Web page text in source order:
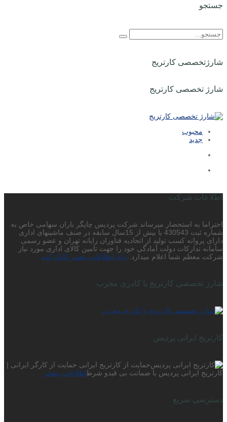
جستجو
شارژتخصصی کارتریج
شارژ تخصصی کارتریج
محبوب
جدید
اطلاعات شرکت
احتراما به استحضار میرساند شرکت پردیس چاپگر باران سهامی خاص به
شماره ثبت 430543 با بیش از 15سال سابقه در صنف ماشینهای اداری
دارای پروانه کسب تولید از اتحادیه فناوران رایانه تهران و عضو رسمی
سامانه تدارکات دولت آمادگی خود را جهت تامین کالای اداری مورد نیاز
شرکت معظم شما اعلام میدارد. برای اطلاعات بیشتر کلیک کنید
شارژ تخصصی کارتریج با کادری مجرب
کارتریج ایرانی پردیس
حمایت از کارتریج ایرانی حمایت از کارگر ایرانی |
کارتریج ایرانی پردیس با ضمانت بی قیدو شرطاطلاعات بیشتر
دسترسی سریع